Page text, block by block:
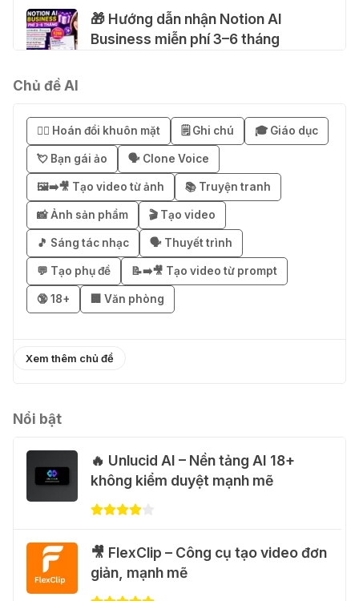
🎁 Hướng dẫn nhận Notion AI
Business miễn phí 3–6 tháng
miễn phí bằng VPN Mexico
02 Thg 08 2026
֎ Cách nhận ChatGPT Go 12 tháng
miễn phí
01 Thg 08 2026
🎁 Hướng dẫn nhận Capcut Pro 1
năm miễn phí
🐈 Nhận miễn phí 30 video AI + 100
hình ảnh mỗi ngày với Dola.com
31 Thg 07 2026
🎁 Hướng dẫn nhận Google Plus 12
tháng miễn phí
28 Thg 07 2026
Chủ đề AI
😶‍🌫️ Hoán đổi khuôn mặt 🗒️ Ghi chú 🎓 Giáo dục
💘 Bạn gái ảo 🗣️ Clone Voice
🖼️➡️🎥 Tạo video từ ảnh 📚 Truyện tranh
📸 Ảnh sản phẩm 🎬 Tạo video
🎵 Sáng tác nhạc 🗣️ Thuyết trình
💬 Tạo phụ đề 📝➡️🎥 Tạo video từ prompt
🔞 18+ 🏢 Văn phòng
Xem thêm chủ đề
Nổi bật
🔥 Unlucid AI – Nền tảng AI 18+
không kiểm duyệt mạnh mẽ
🎥 FlexClip – Công cụ tạo video đơn
giản, mạnh mẽ